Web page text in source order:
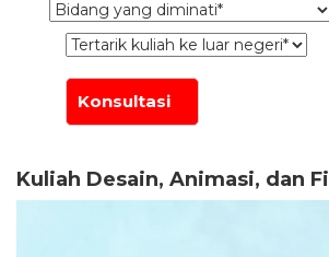
Kuliah Desain, Animasi, dan